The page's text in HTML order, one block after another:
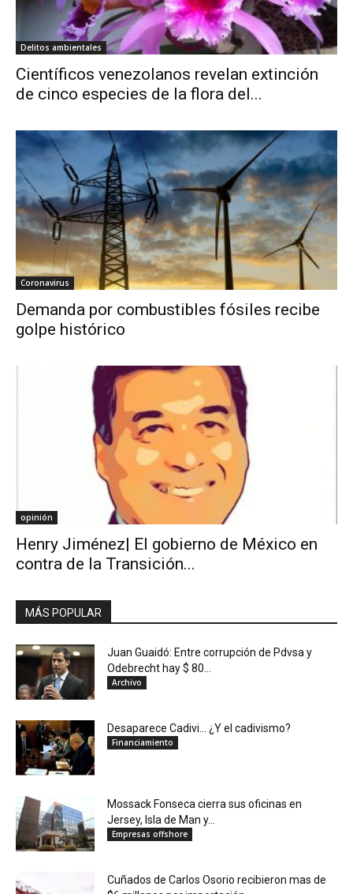
Delitos ambientales
Científicos venezolanos revelan extinción
de cinco especies de la flora del...
Coronavirus
Demanda por combustibles fósiles recibe
golpe histórico
opinión
Henry Jiménez| El gobierno de México en
contra de la Transición...
MÁS POPULAR
Juan Guaidó: Entre corrupción de Pdvsa y
Odebrecht hay $ 80...
Archivo
Desaparece Cadivi… ¿Y el cadivismo?
Financiamiento
Mossack Fonseca cierra sus oficinas en
Jersey, Isla de Man y...
Empresas offshore
Cuñados de Carlos Osorio recibieron mas de